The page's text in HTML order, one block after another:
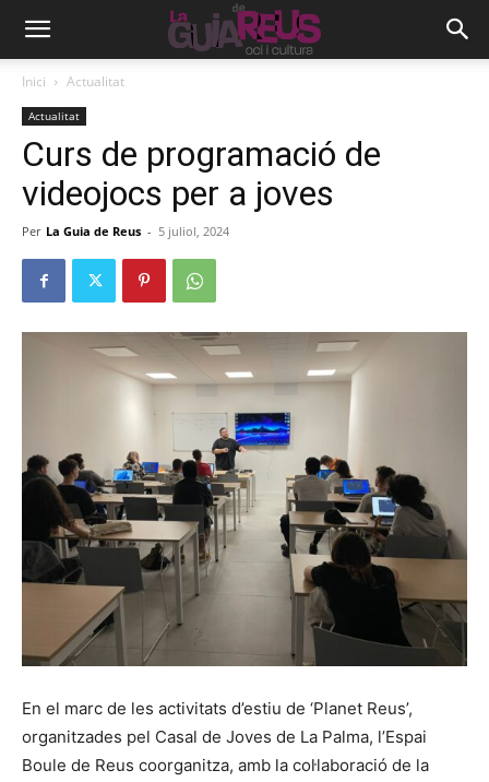
Inici Actualitat
Actualitat
Curs de programació de
videojocs per a joves
Per La Guia de Reus - 5 juliol, 2024
En el marc de les activitats d’estiu de ‘Planet Reus’,
organitzades pel Casal de Joves de La Palma, l’Espai
Boule de Reus coorganitza, amb la col·laboració de la